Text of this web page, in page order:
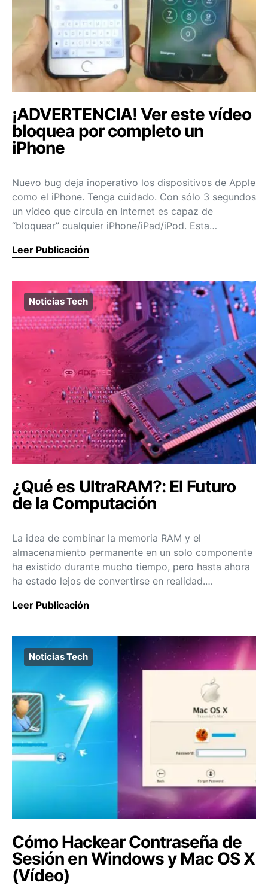
¡ADVERTENCIA! Ver este vídeo
bloquea por completo un
iPhone
Nuevo bug deja inoperativo los dispositivos de Apple
como el iPhone. Tenga cuidado. Con sólo 3 segundos
un vídeo que circula en Internet es capaz de
“bloquear” cualquier iPhone/iPad/iPod. Esta…
Leer Publicación
Noticias Tech
¿Qué es UltraRAM?: El Futuro
de la Computación
La idea de combinar la memoria RAM y el
almacenamiento permanente en un solo componente
ha existido durante mucho tiempo, pero hasta ahora
ha estado lejos de convertirse en realidad.…
Leer Publicación
Noticias Tech
Cómo Hackear Contraseña de
Sesión en Windows y Mac OS X
(Vídeo)